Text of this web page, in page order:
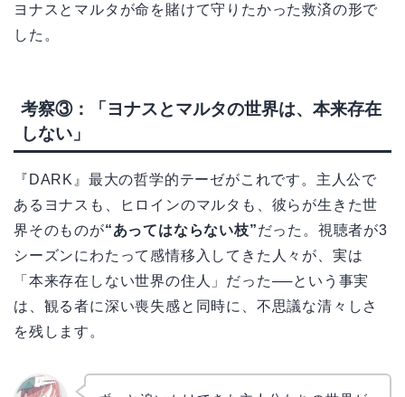
ヨナスとマルタが命を賭けて守りたかった救済の形で
した。
考察③：「ヨナスとマルタの世界は、本来存在
しない」
『DARK』最大の哲学的テーゼがこれです。主人公で
あるヨナスも、ヒロインのマルタも、彼らが生きた世
界そのものが“あってはならない枝”だった。視聴者が3
シーズンにわたって感情移入してきた人々が、実は
「本来存在しない世界の住人」だった──という事実
は、観る者に深い喪失感と同時に、不思議な清々しさ
を残します。